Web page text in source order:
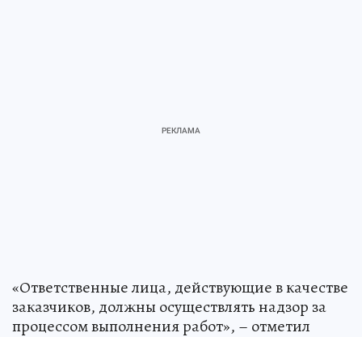
«Ответственные лица, действующие в качестве
заказчиков, должны осуществлять надзор за
процессом выполнения работ», – отметил